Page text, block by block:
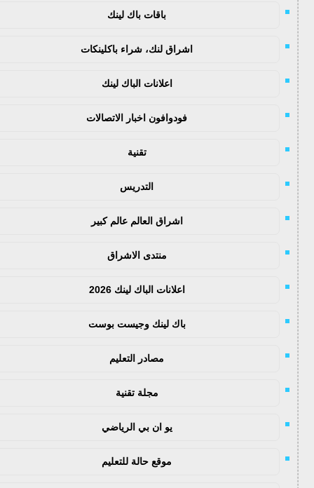
باقات باك لينك
اشراق لنك، شراء باكلينكات
اعلانات الباك لينك
فودوافون اخبار الاتصالات
تقنية
التدريس
اشراق العالم عالم كبير
منتدى الاشراق
اعلانات الباك لينك 2026
باك لينك وجيست بوست
مصادر التعليم
مجلة تقنية
يو ان بي الرياضي
موقع حالة للتعليم